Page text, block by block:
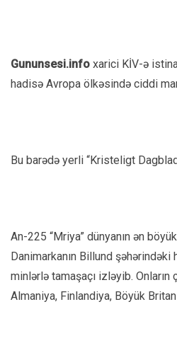
Gununsesi.info xarici KİV-ə
hadisə Avropa ölkəsində ciddi
Bu barədə yerli “Kristeligt
An-225 “Mriya” dünyanın ən
Danimarkanın Billund şəhərindəki
minlərlə tamaşaçı izləyib.
Almaniya, Finlandiya, Böyük